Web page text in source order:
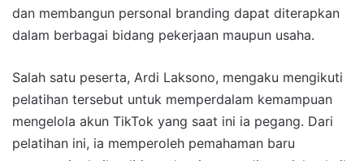
dan membangun personal branding dapat diterapkan
dalam berbagai bidang pekerjaan maupun usaha.
Salah satu peserta, Ardi Laksono, mengaku mengikuti
pelatihan tersebut untuk memperdalam kemampuan
mengelola akun TikTok yang saat ini ia pegang. Dari
pelatihan ini, ia memperoleh pemahaman baru